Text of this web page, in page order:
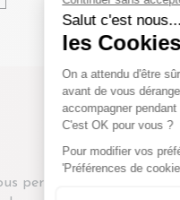
permettent de dissimuler